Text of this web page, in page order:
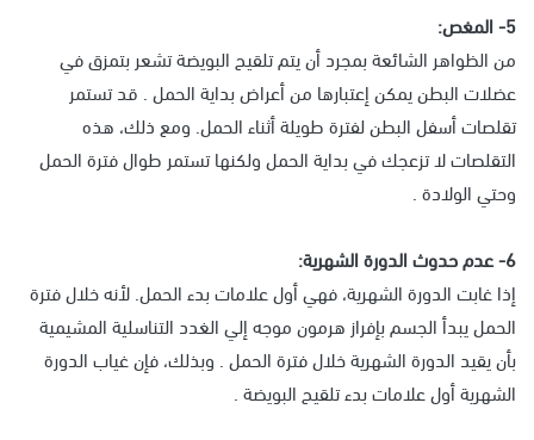
5- المغص:
من الظواهر الشائعة بمجرد أن يتم تلقيح البويضة تشعر بتمزق في
عضلات البطن يمكن إعتبارها من أعراض بداية الحمل . قد تستمر
تقلصات أسفل البطن لفترة طويلة أثناء الحمل. ومع ذلك، هذه
التقلصات لا تزعجك في بداية الحمل ولكنها تستمر طوال فترة الحمل
وحتي الولادة .
6- عدم حدوث الدورة الشهرية:
إذا غابت الدورة الشهرية، فهي أول علامات بدء الحمل. لأنه خلال فترة
الحمل يبدأ الجسم بإفراز هرمون موجه إلي الغدد التناسلية المشيمية
بأن يقيد الدورة الشهرية خلال فترة الحمل . وبذلك، فإن غياب الدورة
الشهرية أول علامات بدء تلقيح البويضة .